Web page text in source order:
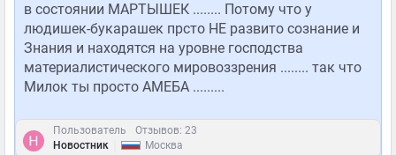
в состоянии МАРТЫШЕК ........ Потому что у
людишек-букарашек прсто НЕ развито сознание и
Знания и находятся на уровне господства
материалистического мировоззрения ........ так что
Милок ты просто АМЕБА .........
Пользователь
Отзывов: 23
Новостник
Москва